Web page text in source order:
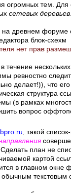
огромных тем. Для
сетевых деревьев
на древнем форуме
блок-схехм
нет прав
течение
ревностно
делает!)), что
структура
(в рамках
вопрос
, такой
план не
картой
в главном окне
текстовым